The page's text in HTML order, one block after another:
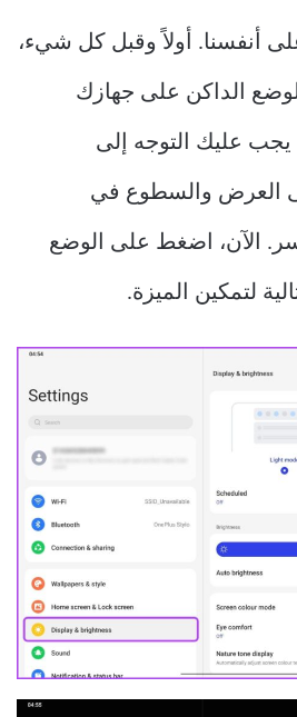
أنفسنا. أولاً وقبل كل شيء،
الداكن على جهازك
يجب عليك التوجه إلى
العرض والسطوع في
الآن، اضغط على الوضع
لتمكين الميزة.